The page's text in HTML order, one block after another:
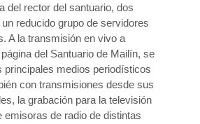
del rector del santuario, dos
reducido grupo de servidores
A la transmisión en vivo a
del Santuario de Mailín, se
principales medios periodísticos
con transmisiones desde sus
la grabación para la televisión
emisoras de radio de distintas